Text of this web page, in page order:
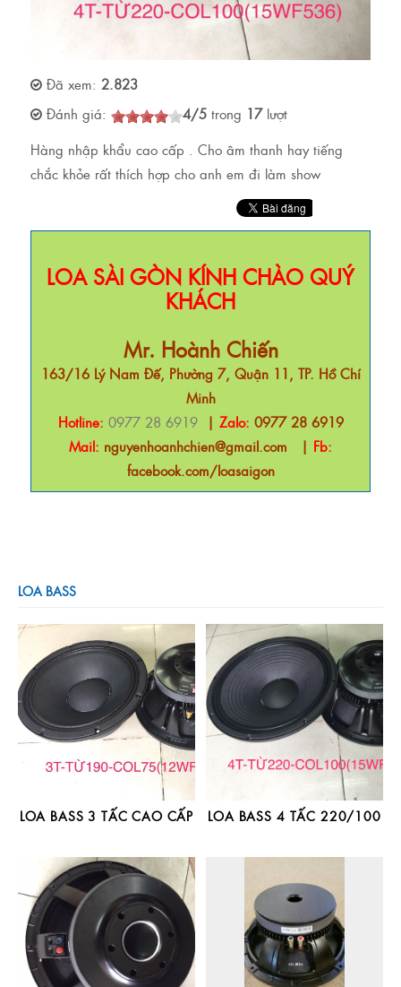
Đã xem: 2.823
Đánh giá:
4/5 trong 17lượt
Hàng nhập khẩu cao cấp . Cho âm thanh hay tiếng
chắc khỏe rất thích hợp cho anh em đi làm show
LOA SÀI GÒN KÍNH CHÀO QUÝ
KHÁCH
Mr. Hoành Chiến
163/16 Lý Nam Đế, Phường 7, Quận 11, TP. Hồ Chí
Minh
Hotline: 0977 28 6919| Zalo: 0977 28 6919
Mail: nguyenhoanhchien@gmail.com | Fb:
facebook.com/loasaigon
LOA BASS
LOA BASS 3 TẤC CAO CẤP LOA BASS 4 TẤC 220/100